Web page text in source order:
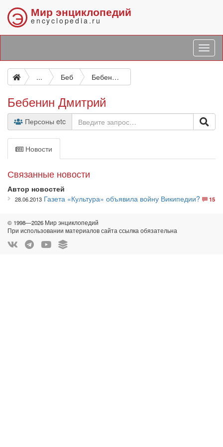
Э Мир энциклопедий
encyclopedia.ru
... Беб Бебенин Дмитрий
Бебенин Дмитрий
Персоны etc
Новости
Связанные новости
Автор новостей
28.06.2013 Газета «Культура» объявила войну Википедии? 15
© 1998—2026 Мир энциклопедий
При использовании материалов сайта ссылка обязательна